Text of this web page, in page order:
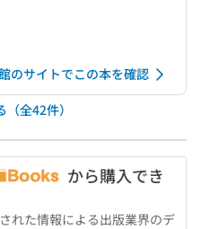
のサイトでこの本を確認
全42件）
から購入でき
れた情報による出版業界のデ